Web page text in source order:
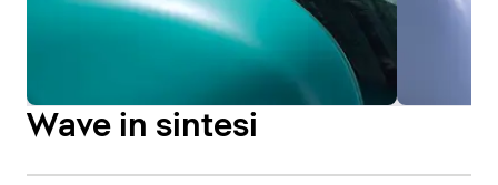
Wave in sintesi